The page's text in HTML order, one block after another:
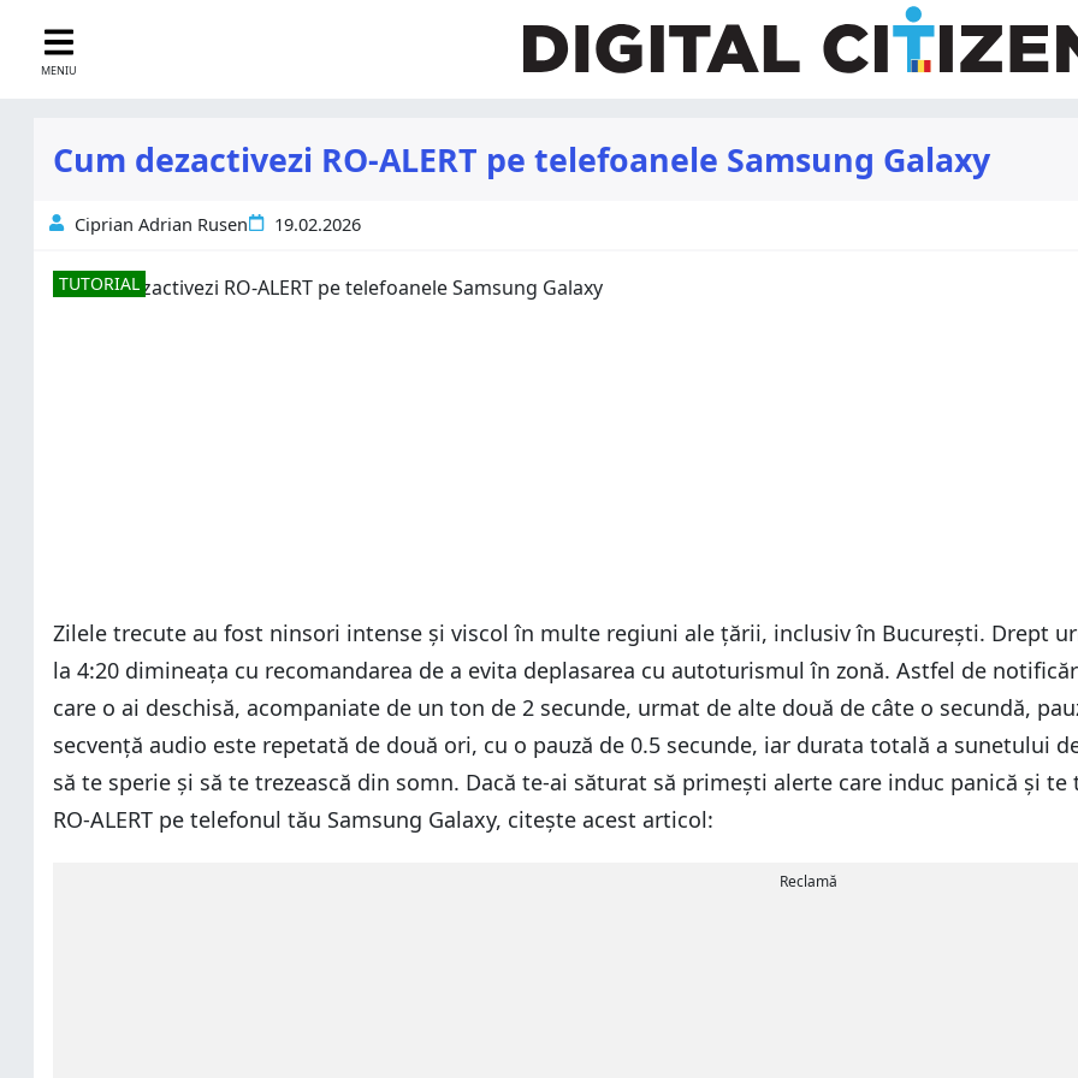
MENIU
Cum dezactivezi RO-ALERT pe telefoanele Samsung Galaxy
Ciprian Adrian Rusen 19.02.2026
TUTORIAL
Zilele trecute au fost ninsori intense și viscol în multe regiuni ale țării, inclusiv în București. Drept
la 4:20 dimineața cu recomandarea de a evita deplasarea cu autoturismul în zonă. Astfel de
care o ai deschisă, acompaniate de un ton de 2 secunde, urmat de alte două de câte o secundă,
secvență audio este repetată de două ori, cu o pauză de 0.5 secunde, iar durata totală a sunetului
să te sperie și să te trezească din somn. Dacă te-ai săturat să primești alerte care induc panică și
RO-ALERT pe telefonul tău Samsung Galaxy, citește acest articol:
Reclamă